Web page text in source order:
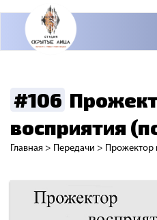
#106
восприятия
Главная > Передачи > Прожектор